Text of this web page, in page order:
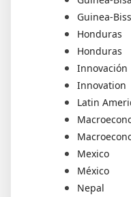
Guinea-
Honduras
Honduras
Innovación
Innovation
Latin
Mexico
México
Nepal